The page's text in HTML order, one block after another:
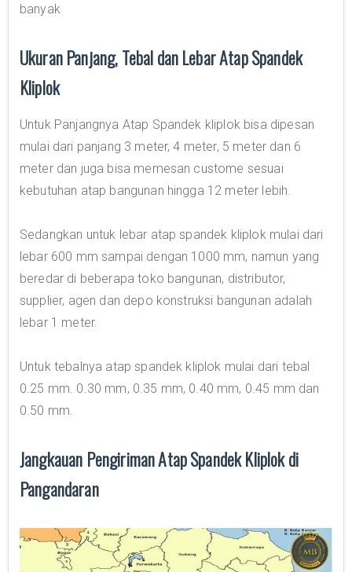
banyak
Ukuran Panjang, Tebal dan Lebar Atap Spandek
Kliplok
Untuk Panjangnya Atap Spandek kliplok bisa dipesan
mulai dari panjang 3 meter, 4 meter, 5 meter dan 6
meter dan juga bisa memesan custome sesuai
kebutuhan atap bangunan hingga 12 meter lebih.
Sedangkan untuk lebar atap spandek kliplok mulai dari
lebar 600 mm sampai dengan 1000 mm, namun yang
beredar di beberapa toko bangunan, distributor,
supplier, agen dan depo konstruksi bangunan adalah
lebar 1 meter.
Untuk tebalnya atap spandek kliplok mulai dari tebal
0.25 mm. 0.30 mm, 0.35 mm, 0.40 mm, 0.45 mm dan
0.50 mm.
Jangkauan Pengiriman Atap Spandek Kliplok di
Pangandaran